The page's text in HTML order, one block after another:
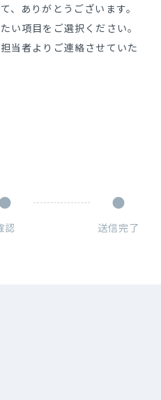
、ありがとうございます。
い項目をご選択ください。
当者よりご連絡させていた
認 送信完了